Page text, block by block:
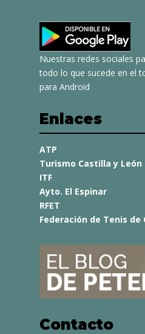
Nuestras redes sociales
todo lo que sucede en el
para Android
Enlaces
ATP
Turismo Castilla y León
ITF
Ayto. El Espinar
RFET
Federación de Tenis de
Contacto